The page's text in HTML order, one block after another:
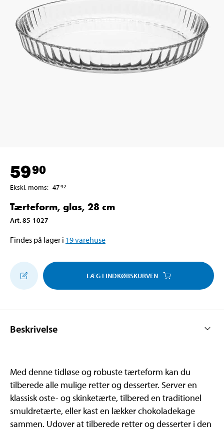
5990
Ekskl. moms: 4792
Tærteform, glas, 28 cm
Art.85-1027
Findes på lager i 19varehuse
LÆG I INDKØBSKURVEN
Beskrivelse
Med denne tidløse og robuste tærteform kan du
tilberede alle mulige retter og desserter. Server en
klassisk oste- og skinketærte, tilbered en traditionel
smuldretærte, eller kast en lækker chokoladekage
sammen. Udover at tilberede retter og desserter i den